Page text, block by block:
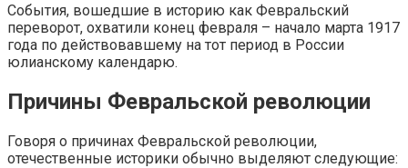
События, вошедшие в историю как Февральский
переворот, охватили конец февраля – начало марта 1917
года по действовавшему на тот период в России
юлианскому календарю.
Причины Февральской революции
Говоря о причинах Февральской революции,
отечественные историки обычно выделяют следующие: